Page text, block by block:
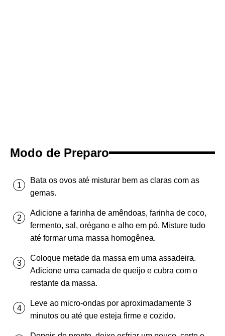
Modo de Preparo
Bata os ovos até misturar bem as claras com as
gemas.
Adicione a farinha de amêndoas, farinha de coco,
fermento, sal, orégano e alho em pó. Misture tudo
até formar uma massa homogênea.
Coloque metade da massa em uma assadeira.
Adicione uma camada de queijo e cubra com o
restante da massa.
Leve ao micro-ondas por aproximadamente 3
minutos ou até que esteja firme e cozido.